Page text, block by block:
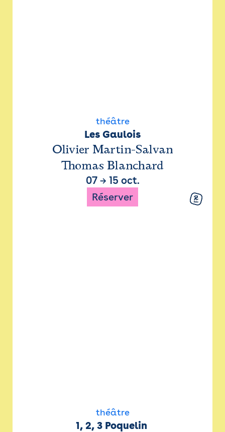
théâtre
Les Gaulois
Olivier Martin-Salvan
Thomas Blanchard
07→ 15 oct.
Réserver
théâtre
1, 2, 3 Poquelin